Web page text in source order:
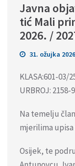
Javna
tić Mali
2026. /
31. ožujka
KLASA:601-03/
URBROJ: 2158-
Na temelju
mjerilima
Osijek, te